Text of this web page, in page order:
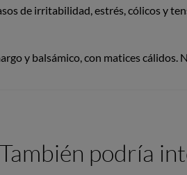
de irritabilidad, estrés, cólicos y
y balsámico, con matices cálidos.
También podría